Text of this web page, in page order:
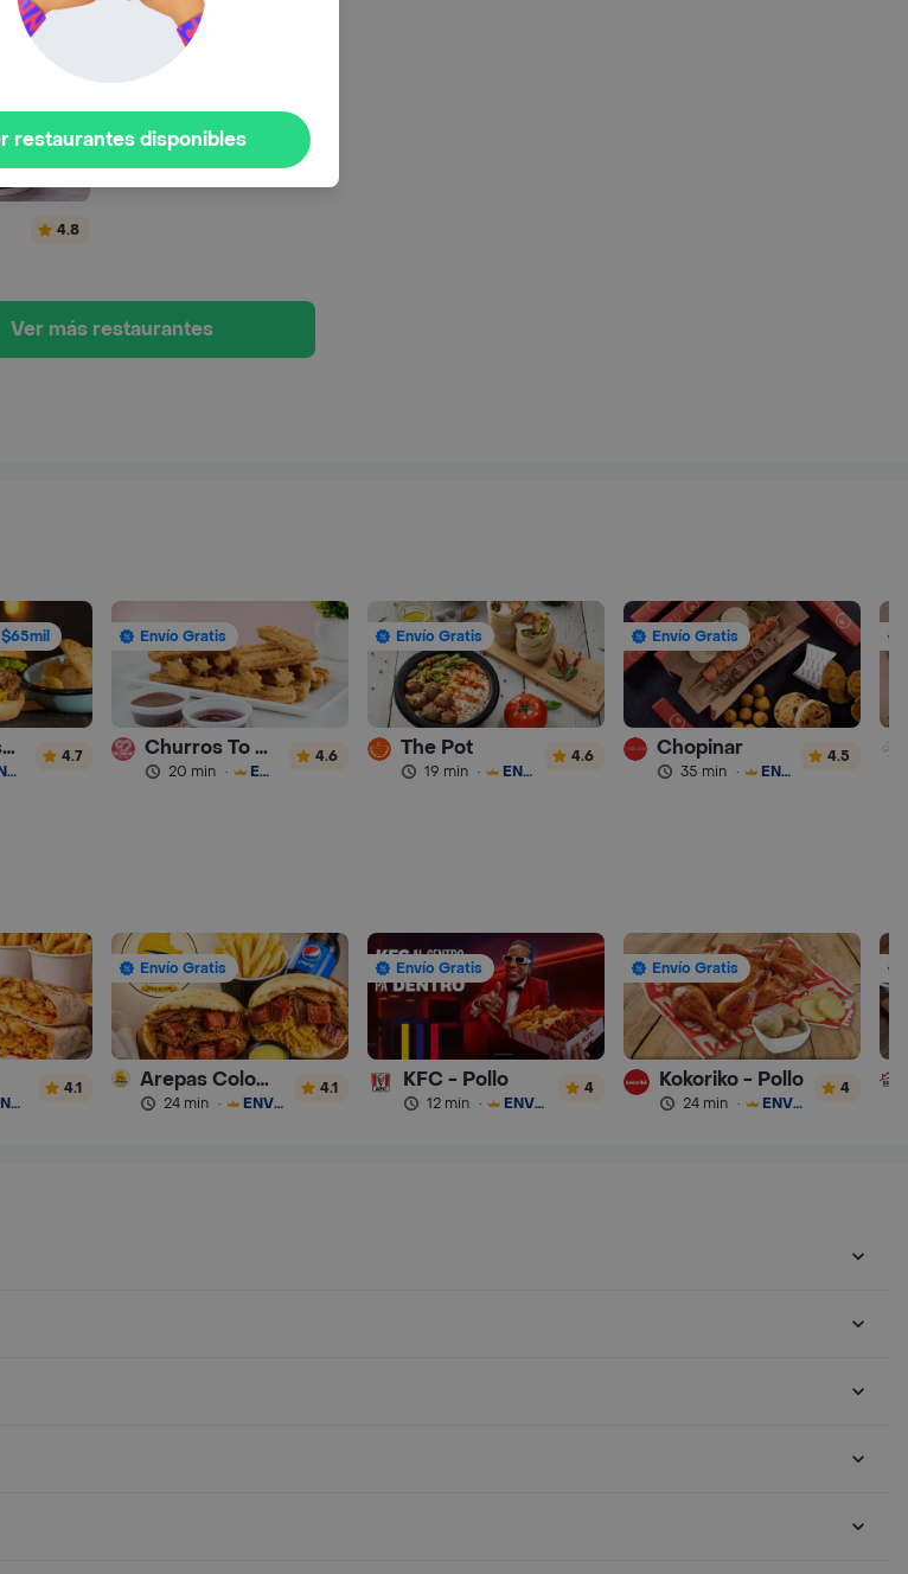
4.8
Ver más restaurantes
hamburguesas Rustica (RDC)
ENVÍO GRATIS
4.7
Envío Gratis
Churros To Go
20 min · ENVÍO GRATIS
4.6
Envío Gratis
The Pot
19 min · ENVÍO GRATIS
4.6
Envío Gratis
Chopinar
35 min · ENVÍO GRATIS
4.5
ENVÍO GRATIS
4.1
Envío Gratis
Arepas Colombianas Premium
24 min · ENVÍO GRATIS
4.1
Envío Gratis
KFC - Pollo
12 min · ENVÍO GRATIS
4
Envío Gratis
Kokoriko - Pollo
24 min · ENVÍO GRATIS
4
restaurantes disponibles